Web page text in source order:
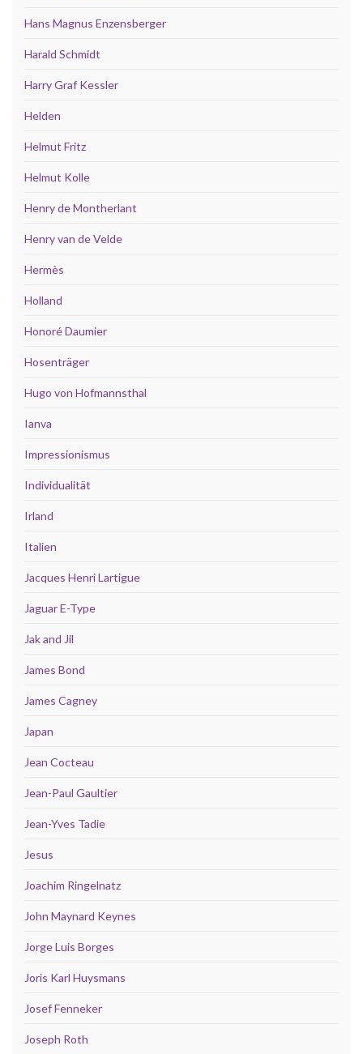
Hans Magnus Enzensberger
Harald Schmidt
Harry Graf Kessler
Helden
Helmut Fritz
Helmut Kolle
Henry de Montherlant
Henry van de Velde
Hermès
Holland
Honoré Daumier
Hosenträger
Hugo von Hofmannsthal
Ianva
Impressionismus
Individualität
Irland
Italien
Jacques Henri Lartigue
Jaguar E-Type
Jak and Jil
James Bond
James Cagney
Japan
Jean Cocteau
Jean-Paul Gaultier
Jean-Yves Tadie
Jesus
Joachim Ringelnatz
John Maynard Keynes
Jorge Luis Borges
Joris Karl Huysmans
Josef Fenneker
Joseph Roth